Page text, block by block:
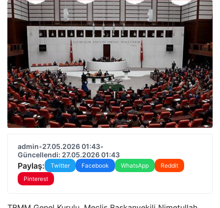
admin•27.05.2026 01:43•
Güncellendi: 27.05.2026 01:43
Paylaş: Twitter Facebook WhatsApp
Reddit
Pinterest